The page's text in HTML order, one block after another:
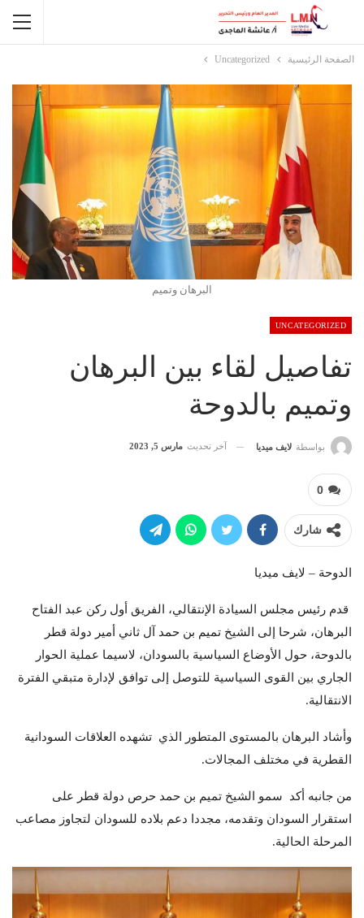
الصفحة الرئيسية Uncategorized
البرهان وتميم
UNCATEGORIZED
تفاصيل لقاء بين البرهان
وتميم بالدوحة
بواسطة لايف ميديا آخر تحديث مارس 5, 2023
0
شارك
الدوحة – لايف ميديا
قدم رئيس مجلس السيادة الإنتقالي، الفريق أول ركن عبد الفتاح
البرهان، شرحا إلى الشيخ تميم بن حمد آل ثاني أمير دولة قطر
بالدوحة، حول الأوضاع السياسية بالسودان، لاسيما عملية الحوار
الجاري بين القوى السياسية للتوصل إلى توافق لإدارة متبقي الفترة
الانتقالية.
وأشاد البرهان بالمستوى المتطور الذي تشهده العلاقات السودانية
القطرية في مختلف المجالات.
من جانبه أكد سمو الشيخ تميم بن حمد حرص دولة قطر على
استقرار السودان وتقدمه، مجددا دعم بلاده للسودان لتجاوز مصاعب
المرحلة الحالية.